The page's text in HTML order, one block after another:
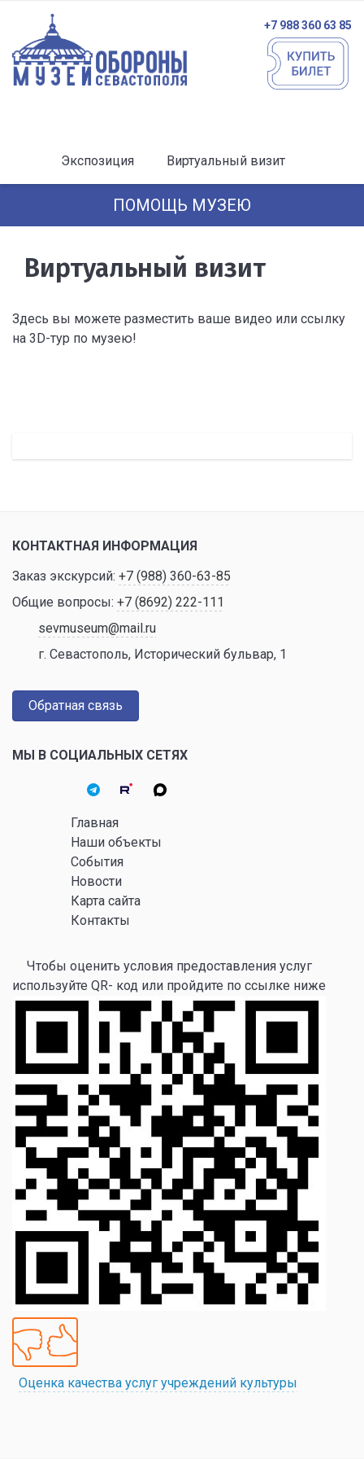
+7 988 360 63 85
Экспозиция Виртуальный визит
ПОМОЩЬ МУЗЕЮ
Виртуальный визит
Здесь вы можете разместить ваше видео или ссылку
на 3D-тур по музею!
КОНТАКТНАЯ ИНФОРМАЦИЯ
Заказ экскурсий: +7 (988) 360-63-85
Общие вопросы: +7 (8692) 222-111
sevmuseum@mail.ru
г. Севастополь, Исторический бульвар, 1
Обратная связь
МЫ В СОЦИАЛЬНЫХ СЕТЯХ
Главная
Наши объекты
События
Новости
Карта сайта
Контакты
Чтобы оценить условия предоставления услуг
используйте QR- код или пройдите по ссылке ниже
Оценка качества услуг учреждений культуры